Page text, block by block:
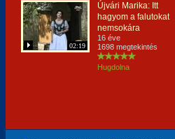
02:19
Újvári Marika: Itt
hagyom a falutokat
nemsokára
16 éve
1698 megtekintés
Hugdolna